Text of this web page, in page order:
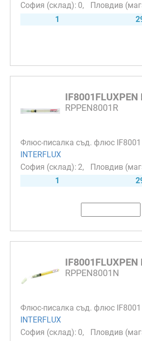
0
1
IF8001FLUXPEN
RPPEN8001R
Флюс-писалка съд. флюс
INTERFLUX
2
1
IF8001FLUXPEN
RPPEN8001N
Флюс-писалка съд. флюс IF8001
INTERFLUX
0